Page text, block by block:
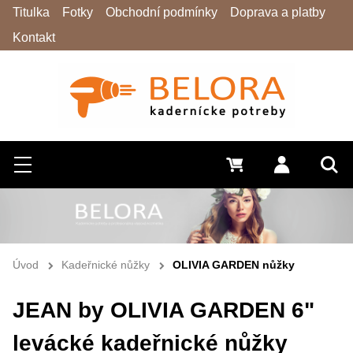
Hledat
Menu Přihlásit
0 Kč
Titulka Fotky Obchodní podmínky
Doprava a platby
Kontakt
Úvod Kadeřnické nůžky OLIVIA GARDEN nůžky
JEAN by OLIVIA GARDEN 6"
levácké kadeřnické nůžky